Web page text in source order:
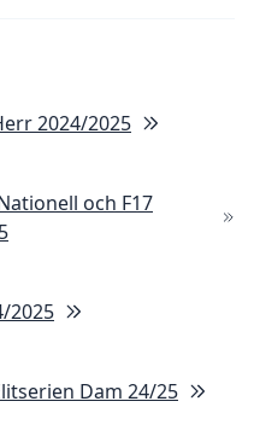
2024/2025
och F17
2025
Dam 24/25